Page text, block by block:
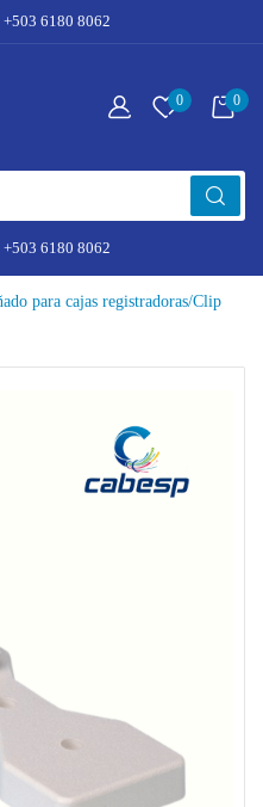
+503 6180 8062
0 0
+503 6180 8062
para cajas registradoras/Clip